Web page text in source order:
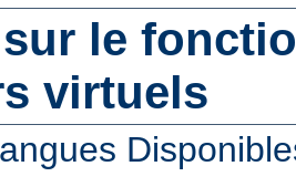
le
virtuels